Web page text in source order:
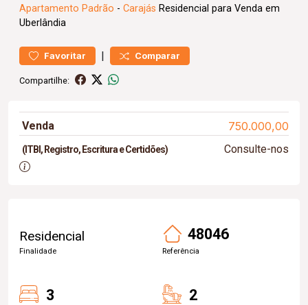
Apartamento Padrão - Carajás Residencial para Venda em
Uberlândia
Favoritar | Comparar
Compartilhe:
Venda 750.000,00
(ITBI, Registro, Escritura e Certidões) Consulte-nos
Residencial
Finalidade
48046
Referência
3 2